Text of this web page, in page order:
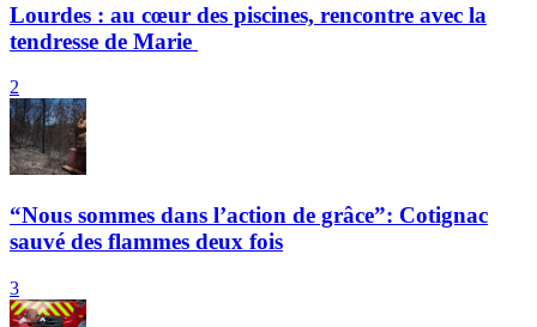
Lourdes : au cœur des piscines, rencontre avec la
tendresse de Marie
2
“Nous sommes dans l’action de grâce”: Cotignac
sauvé des flammes deux fois
3